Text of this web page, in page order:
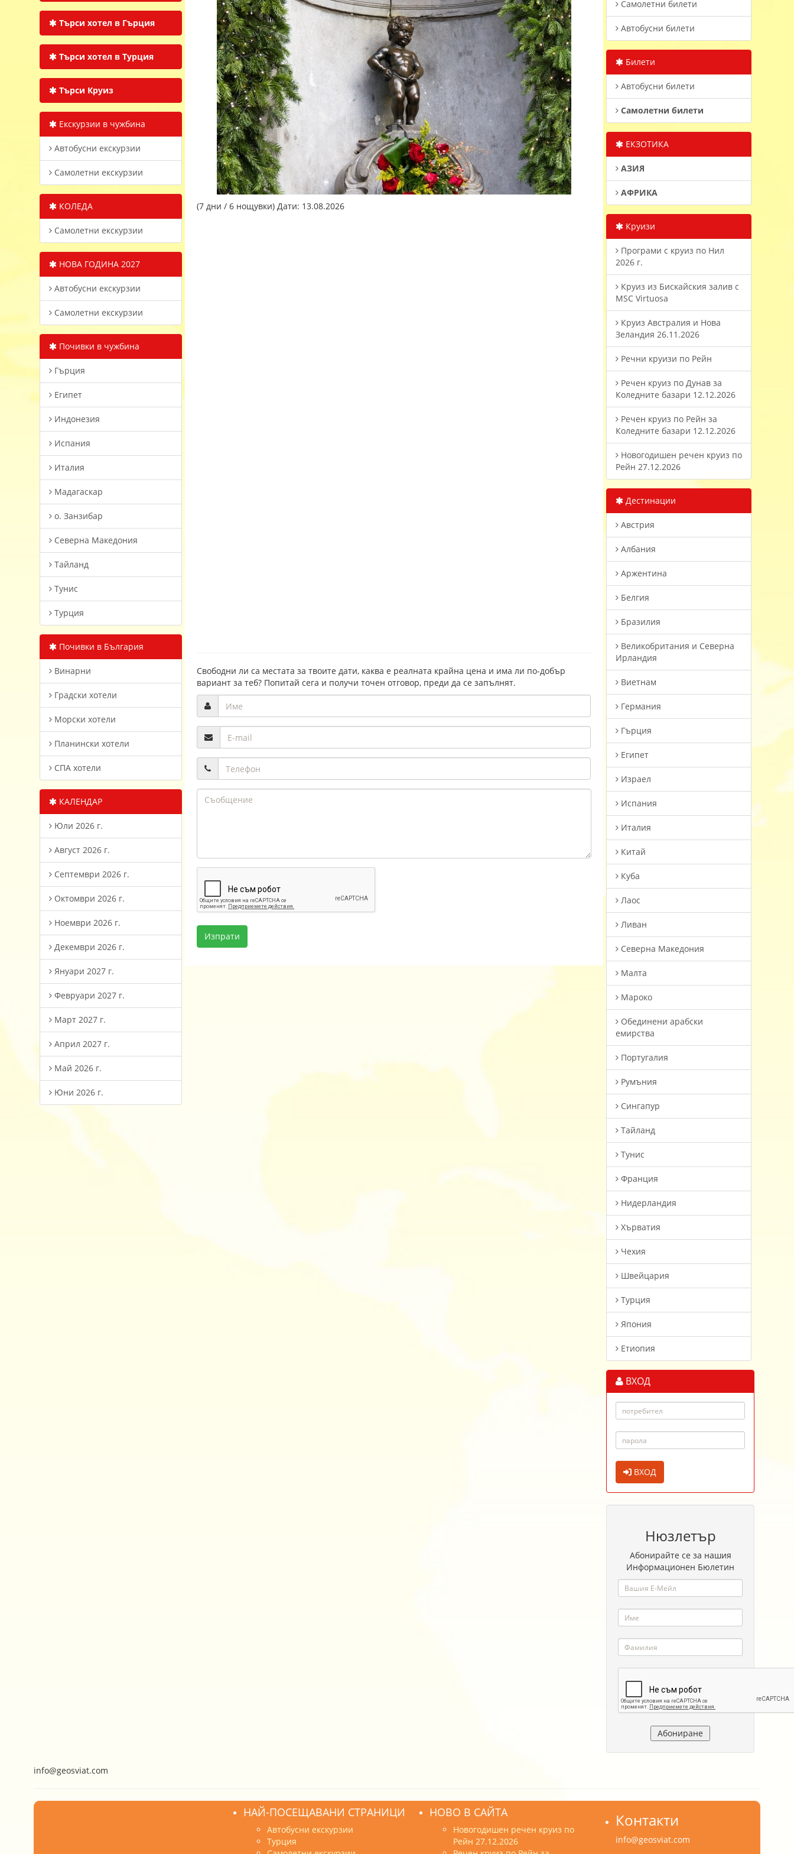
Търси хотел в Гърция
Търси хотел в Турция
Търси Круиз
Екскурзии в чужбина
Автобусни екскурзии
Самолетни екскурзии
КОЛЕДА
Самолетни екскурзии
НОВА ГОДИНА 2027
Автобусни екскурзии
Самолетни екскурзии
Почивки в чужбина
Гърция
Египет
Индонезия
Испания
Италия
Мадагаскар
о. Занзибар
Северна Македония
Тайланд
Тунис
Турция
Почивки в България
Винарни
Градски хотели
Морски хотели
Планински хотели
СПА хотели
КАЛЕНДАР
Юли 2026 г.
Август 2026 г.
Септември 2026 г.
Октомври 2026 г.
Ноември 2026 г.
Декември 2026 г.
Януари 2027 г.
Февруари 2027 г.
Март 2027 г.
Април 2027 г.
Май 2026 г.
Юни 2026 г.
(7 дни / 6 нощувки) Дати: 13.08.2026
Свободни ли са местата за твоите дати, каква е реалната крайна цена и има ли по-добър
вариант за теб? Попитай сега и получи точен отговор, преди да се запълнят.
Самолетни билети
Автобусни билети
Билети
Автобусни билети
Самолетни билети
ЕКЗОТИКА
АЗИЯ
АФРИКА
Круизи
Програми с круиз по Нил
2026 г.
Круиз из Бискайския залив с
MSC Virtuosa
Круиз Австралия и Нова
Зеландия 26.11.2026
Речни круизи по Рейн
Речен круиз по Дунав за
Коледните базари 12.12.2026
Речен круиз по Рейн за
Коледните базари 12.12.2026
Новогодишен речен круиз по
Рейн 27.12.2026
Дестинации
Австрия
Албания
Аржентина
Белгия
Бразилия
Великобритания и Северна
Ирландия
Виетнам
Германия
Гърция
Египет
Израел
Испания
Италия
Китай
Куба
Лаос
Ливан
Северна Македония
Малта
Мароко
Oбединени арабски
емирства
Португалия
Румъния
Сингапур
Тайланд
Тунис
Франция
Нидерландия
Хърватия
Чехия
Швейцария
Турция
Япония
Етиопия
ВХОД
ВХОД
Нюзлетър
Абонирайте се за нашия
Информационен Бюлетин
info@geosviat.com
НАЙ-ПОСЕЩАВАНИ СТРАНИЦИ
Автобусни екскурзии
Турция
НОВО В САЙТА
Новогодишен речен круиз по
Рейн 27.12.2026
Контакти
info@geosviat.com